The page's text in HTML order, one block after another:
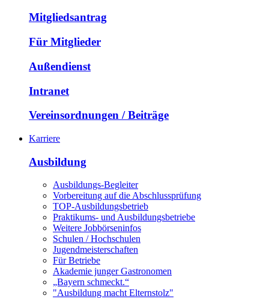
Mitgliedsantrag
Für Mitglieder
Außendienst
Intranet
Vereinsordnungen / Beiträge
Karriere
Ausbildung
Ausbildungs-Begleiter
Vorbereitung auf die Abschlussprüfung
TOP-Ausbildungsbetrieb
Praktikums- und Ausbildungsbetriebe
Weitere Jobbörseninfos
Schulen / Hochschulen
Jugendmeisterschaften
Für Betriebe
Akademie junger Gastronomen
„Bayern schmeckt.“
"Ausbildung macht Elternstolz"